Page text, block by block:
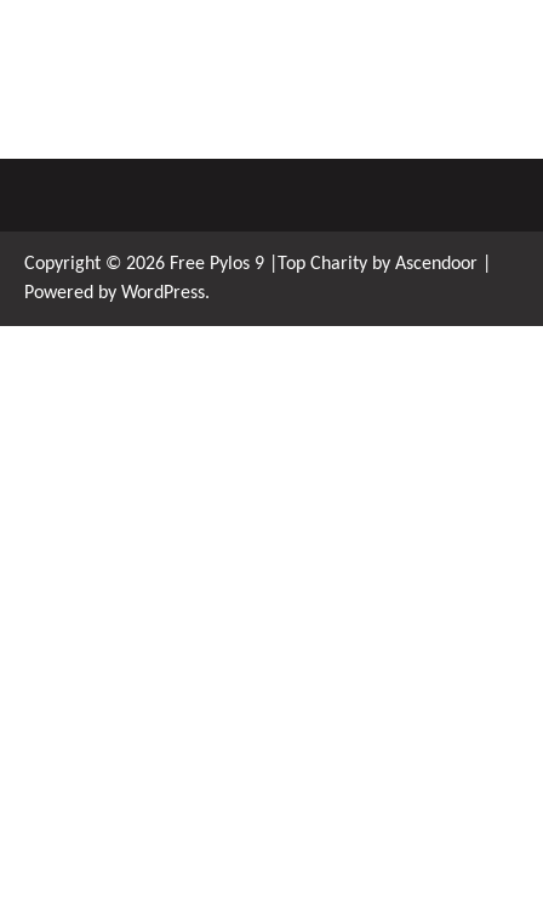
Copyright © 2026 Free Pylos 9 |Top Charity by Ascendoor
Powered by WordPress.